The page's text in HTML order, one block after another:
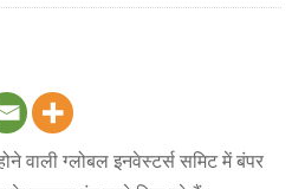
वाली ग्लोबल इनवेस्टर्स समिट में बंपर